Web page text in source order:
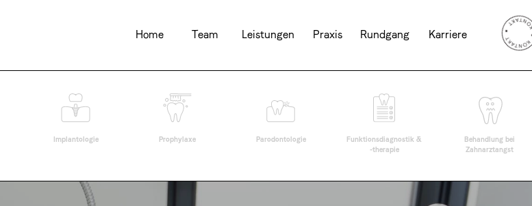
Implantologie Prophylaxe Parodontologie
Funktionsdiagnostik &
-therapie
Behandlung bei
Zahnarztangst
Team Rundgang
Praxis
Leistungen
Home Karriere